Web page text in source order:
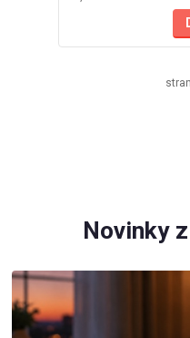
Novinky